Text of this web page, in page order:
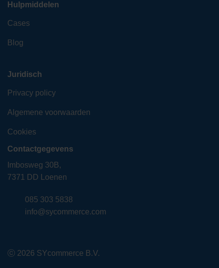
Hulpmiddelen
Cases
Blog
Juridisch
Privacy policy
Algemene voorwaarden
Cookies
Contactgegevens
Imbosweg 30B,
7371 DD Loenen
085 303 5838
info@sycommerce.com
ⓒ 2026 SYcommerce B.V.